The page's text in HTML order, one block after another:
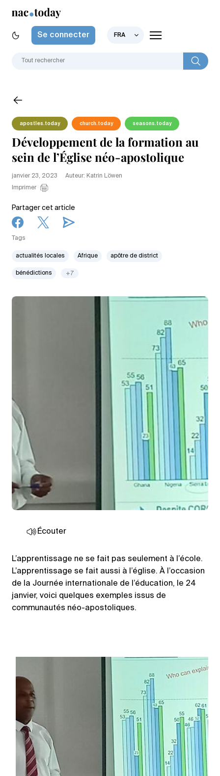
Se connecter FRA
apostles.today church.today seasons.today
Développement de la formation au
sein de l’Église néo-apostolique
janvier 23, 2023
Auteur: Katrin Löwen
Imprimer
Partager cet article
Tags
actualités locales Afrique apôtre de district
bénédictions +7
Écouter
L’apprentissage ne se fait pas seulement à l’école.
L’apprentissage se fait aussi à l’église. À l’occasion
de la Journée internationale de l’éducation, le 24
janvier, voici quelques exemples issus de
communautés néo-apostoliques.